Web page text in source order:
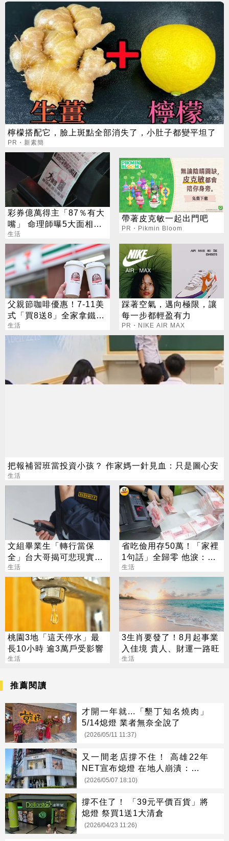
檸檬搭配它，臉上斑點全部消失了，小肚子都變平坦了
PR・新素簡
彩券億萬得主「87％有大
嘴」 命理師曝5大面相：
看1部位就知
生活
帶著皮克敏一起出門吧
PR・Pikmin Bloom
父親節咖啡優惠！7-11美
式「買8送8」全家拿鐵2
杯85元
生活
踩著空氣，邁向極限，讓
每一步都輕盈有力
PR・NIKE AIR MAX
把報補習班當投資小孩？ 作家媽一針見血：只是圖心安
生活
文組畢業生「轉行當保
全」台大哥揭可悲現實：
薪水跟原本一樣
生活
省吃儉用存50萬！「家裡
1句話」全歸零 他淚：窮
人小孩活著好難
生活
桃園3地「這天停水」最
長10小時 逾3萬戶受影響
生活
3生肖要發了！8月起事業
入佳境 貴人、財運一路旺
生活
推薦閱讀
才開一年就...「墾丁知名燒肉」
5/14熄燈 業者無奈全說了
(2026/05/11 11:37)
又一間老店撐不住！ 高雄22年
NET宣布熄燈 在地人崩潰：青春
回憶沒了
(2026/05/07 18:10)
撐不住了！ 「39元平價百貨」將
熄燈 祭買1送1大清倉
(2026/04/23 11:26)